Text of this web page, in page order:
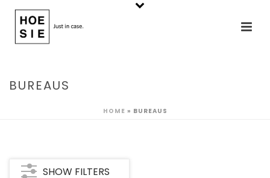
BUREAUS
HOME » BUREAUS
SHOW FILTERS